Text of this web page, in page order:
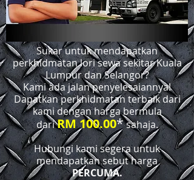
Sukar untuk mendapatkan
perkhidmatan lori sewa sekitar Kuala
Lumpur dan Selangor?
Kami ada jalan penyelesaiannya!
Dapatkan perkhidmatan terbaik dari
kami dengan harga bermula
dariRM 100.00*sahaja.
Hubungi kami segera untuk
mendapatkan sebut harga
PERCUMA.